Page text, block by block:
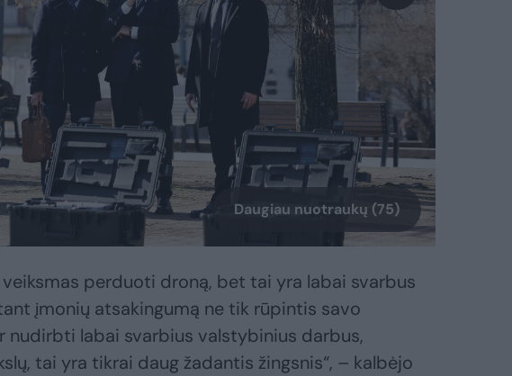
Daugiau nuotraukų (75)
perduoti droną, bet tai yra labai svarbus
įmonių atsakingumą ne tik rūpintis savo
nudirbti labai svarbius valstybinius darbus,
tai yra tikrai daug žadantis žingsnis“, – kalbėjo